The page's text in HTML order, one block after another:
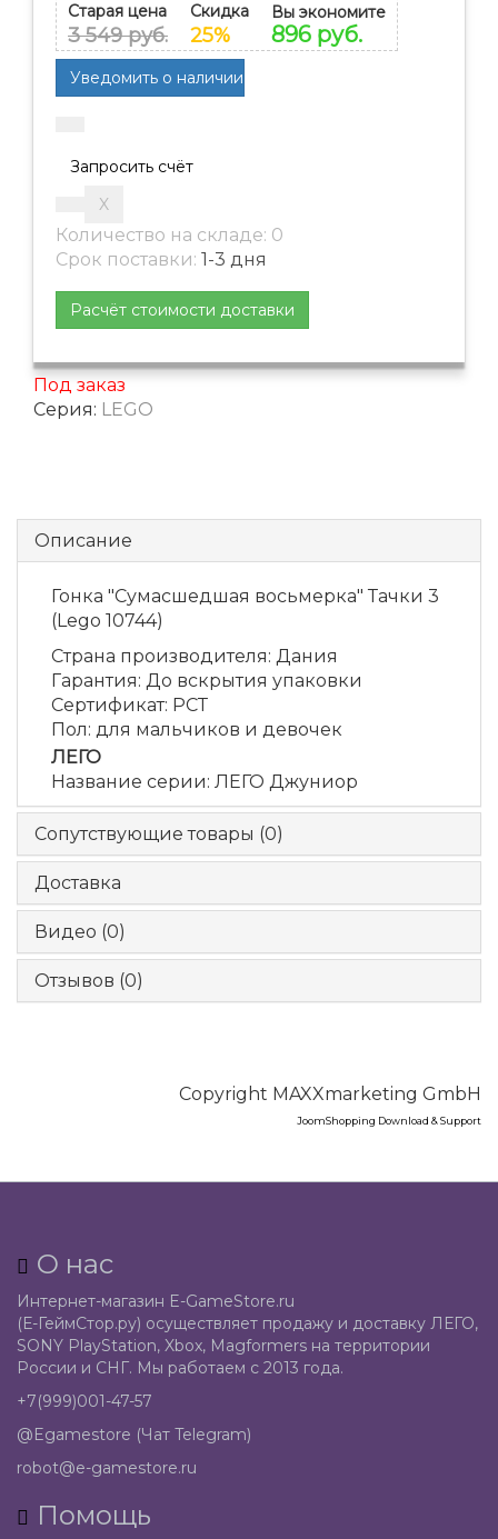
Старая цена
3 549 руб.
Скидка
25%
Вы экономите
896 руб.
Запросить счёт
Количество на складе: 0
Срок поставки: 1-3 дня
Расчёт стоимости доставки
Под заказ
Серия: LEGO
Описание
Гонка "Сумасшедшая восьмерка" Тачки 3
(Lego 10744)
Страна производителя: Дания
Гарантия: До вскрытия упаковки
Сертификат: РСТ
Пол: для мальчиков и девочек
ЛЕГО
Название серии: ЛЕГО Джуниор
Сопутствующие товары (0)
Доставка
Видео (0)
Отзывов (0)
Copyright MAXXmarketing GmbH
JoomShopping Download & Support
О нас
Интернет-магазин E-GameStore.ru
(Е-ГеймСтор.ру) осуществляет продажу и доставку ЛЕГО,
SONY PlayStation, Xbox, Magformers на территории
России и СНГ. Мы работаем с 2013 года.
+7(999)001-47-57
@Egamestore (Чат Telegram)
robot@e-gamestore.ru
Помощь